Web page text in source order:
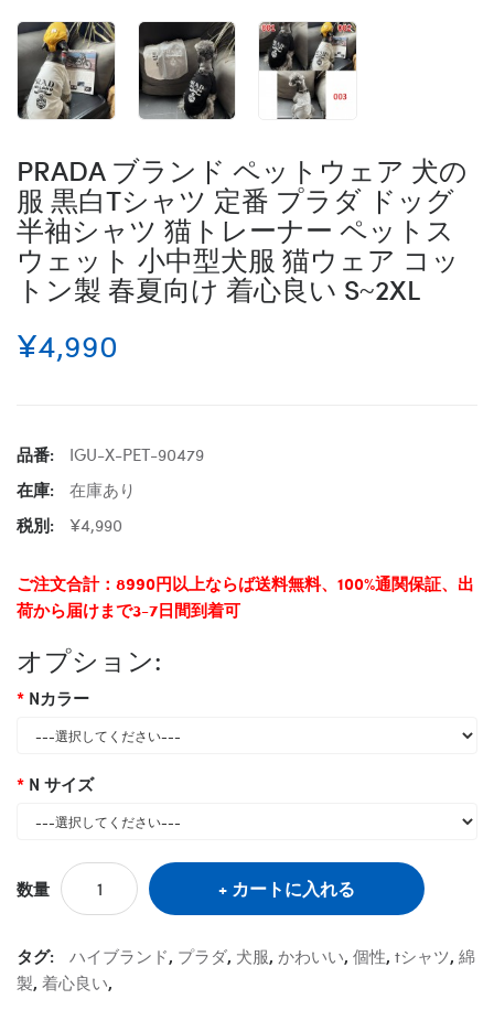
PRADA ブランド ペットウェア 犬の
服 黒白Tシャツ 定番 プラダ ドッグ
半袖シャツ 猫トレーナー ペットス
ウェット 小中型犬服 猫ウェア コッ
トン製 春夏向け 着心良い S~2XL
¥4,990
品番:
IGU-X-PET-90479
在庫:
在庫あり
税別:
¥4,990
ご注文合計：8990円以上ならば送料無料、100%通関保証、出
荷から届けまで3-7日間到着可
オプション:
Nカラー
N サイズ
数量 カートに入れる
タグ: ハイブランド, プラダ, 犬服, かわいい, 個性, tシャツ, 綿
製, 着心良い,